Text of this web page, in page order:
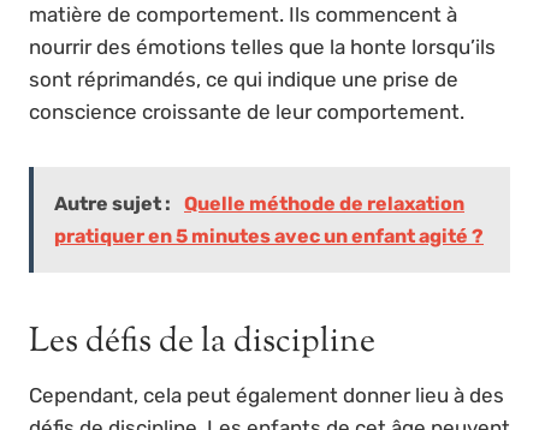
matière de comportement. Ils commencent à
nourrir des émotions telles que la honte lorsqu’ils
sont réprimandés, ce qui indique une prise de
conscience croissante de leur comportement.
Autre sujet :
Quelle méthode de relaxation
pratiquer en 5 minutes avec un enfant agité ?
Les défis de la discipline
Cependant, cela peut également donner lieu à des